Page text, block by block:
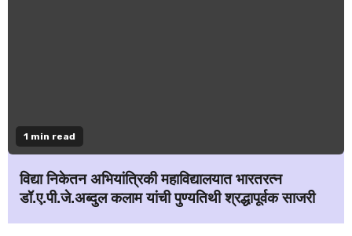
1 min read
विद्या निकेतन अभियांत्रिकी महाविद्यालयात भारतरत्न
डॉ.ए.पी.जे.अब्दुल कलाम यांची पुण्यतिथी श्रद्धापूर्वक साजरी